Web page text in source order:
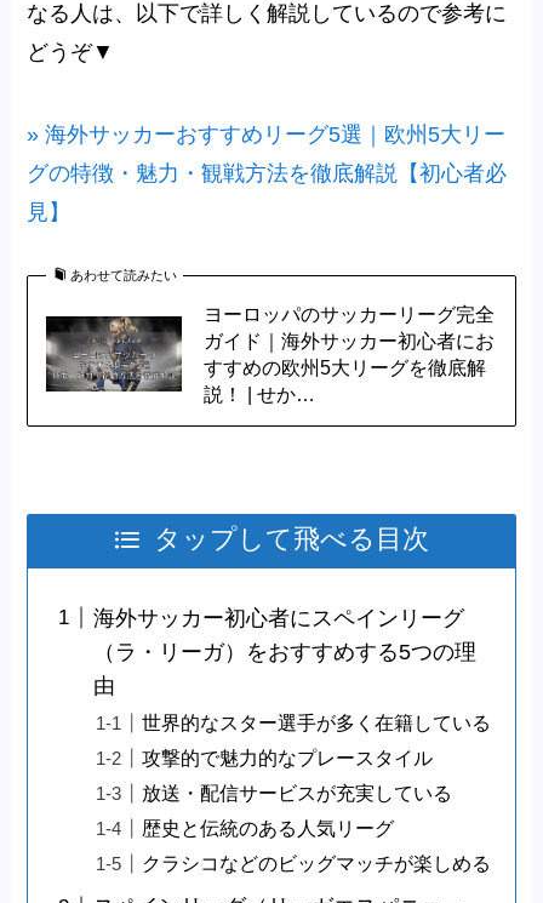
なる人は、以下で詳しく解説しているので参考に
どうぞ▼
» 海外サッカーおすすめリーグ5選｜欧州5大リー
グの特徴・魅力・観戦方法を徹底解説【初心者必
見】
あわせて読みたい
ヨーロッパのサッカーリーグ完全
ガイド｜海外サッカー初心者にお
すすめの欧州5大リーグを徹底解
説！ | せか…
タップして飛べる目次
海外サッカー初心者にスペインリーグ
（ラ・リーガ）をおすすめする5つの理
由
世界的なスター選手が多く在籍している
攻撃的で魅力的なプレースタイル
放送・配信サービスが充実している
歴史と伝統のある人気リーグ
クラシコなどのビッグマッチが楽しめる